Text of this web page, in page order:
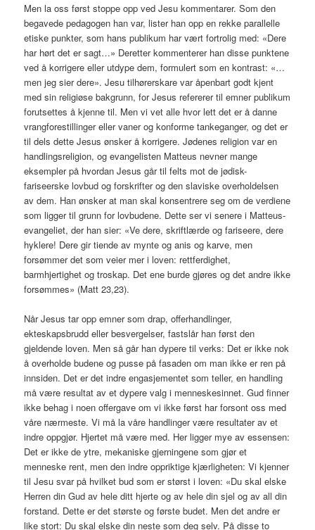
Men la oss først stoppe opp ved Jesu kommentarer. Som den
begavede pedagogen han var, lister han opp en rekke parallelle
etiske punkter, som hans publikum har vært fortrolig med: «Dere
har hørt det er sagt…» Deretter kommenterer han disse punktene
ved å korrigere eller utdype dem, formulert som en kontrast: «…
men jeg sier dere». Jesu tilhørerskare var åpenbart godt kjent
med sin religiøse bakgrunn, for Jesus refererer til emner publikum
forutsettes å kjenne til. Men vi vet alle hvor lett det er å danne
vrangforestillinger eller vaner og konforme tankeganger, og det er
til dels dette Jesus ønsker å korrigere. Jødenes religion var en
handlingsreligion, og evangelisten Matteus nevner mange
eksempler på hvordan Jesus går til felts mot de jødisk-
fariseerske lovbud og forskrifter og den slaviske overholdelsen
av dem. Han ønsker at man skal konsentrere seg om de verdiene
som ligger til grunn for lovbudene. Dette ser vi senere i Matteus-
evangeliet, der han sier: «Ve dere, skriftlærde og fariseere, dere
hyklere! Dere gir tiende av mynte og anis og karve, men
forsømmer det som veier mer i loven: rettferdighet,
barmhjertighet og troskap. Det ene burde gjøres og det andre ikke
forsømmes» (Matt 23,23).
Når Jesus tar opp emner som drap, offerhandlinger,
ekteskapsbrudd eller besvergelser, fastslår han først den
gjeldende loven. Men så går han dypere til verks: Det er ikke nok
å overholde budene og pusse på fasaden om man ikke er ren på
innsiden. Det er det indre engasjementet som teller, en handling
må være resultat av et dypere valg i menneskesinnet. Gud finner
ikke behag i noen offergave om vi ikke først har forsont oss med
våre nærmeste. Vi må la våre handlinger være resultater av et
indre oppgjør. Hjertet må være med. Her ligger mye av essensen:
Det er ikke de ytre, mekaniske gjerningene som gjør et
menneske rent, men den indre oppriktige kjærligheten: Vi kjenner
til Jesu svar på hvilket bud som er størst i loven: «Du skal elske
Herren din Gud av hele ditt hjerte og av hele din sjel og av all din
forstand. Dette er det største og første budet. Men det andre er
like stort: Du skal elske din neste som deg selv. På disse to